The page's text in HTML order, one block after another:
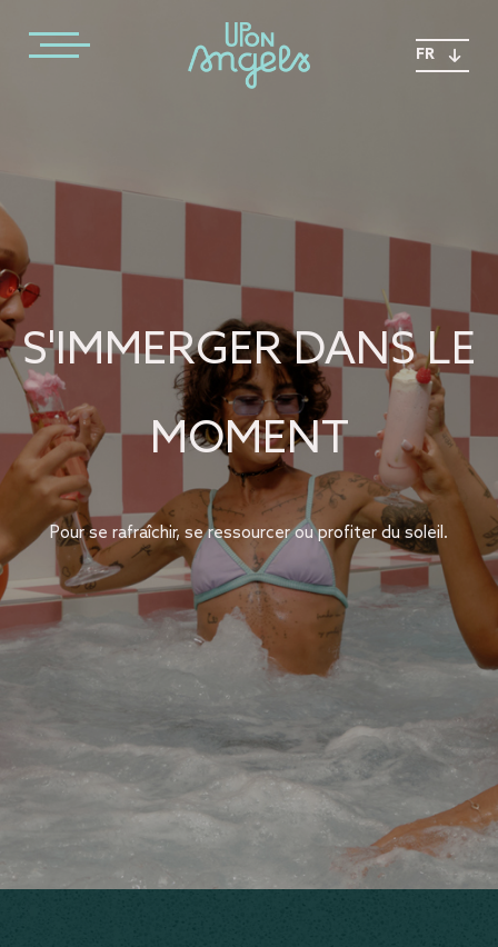
FR
S'IMMERGER DANS LE
MOMENT
Pour se rafraîchir, se ressourcer ou profiter du soleil.